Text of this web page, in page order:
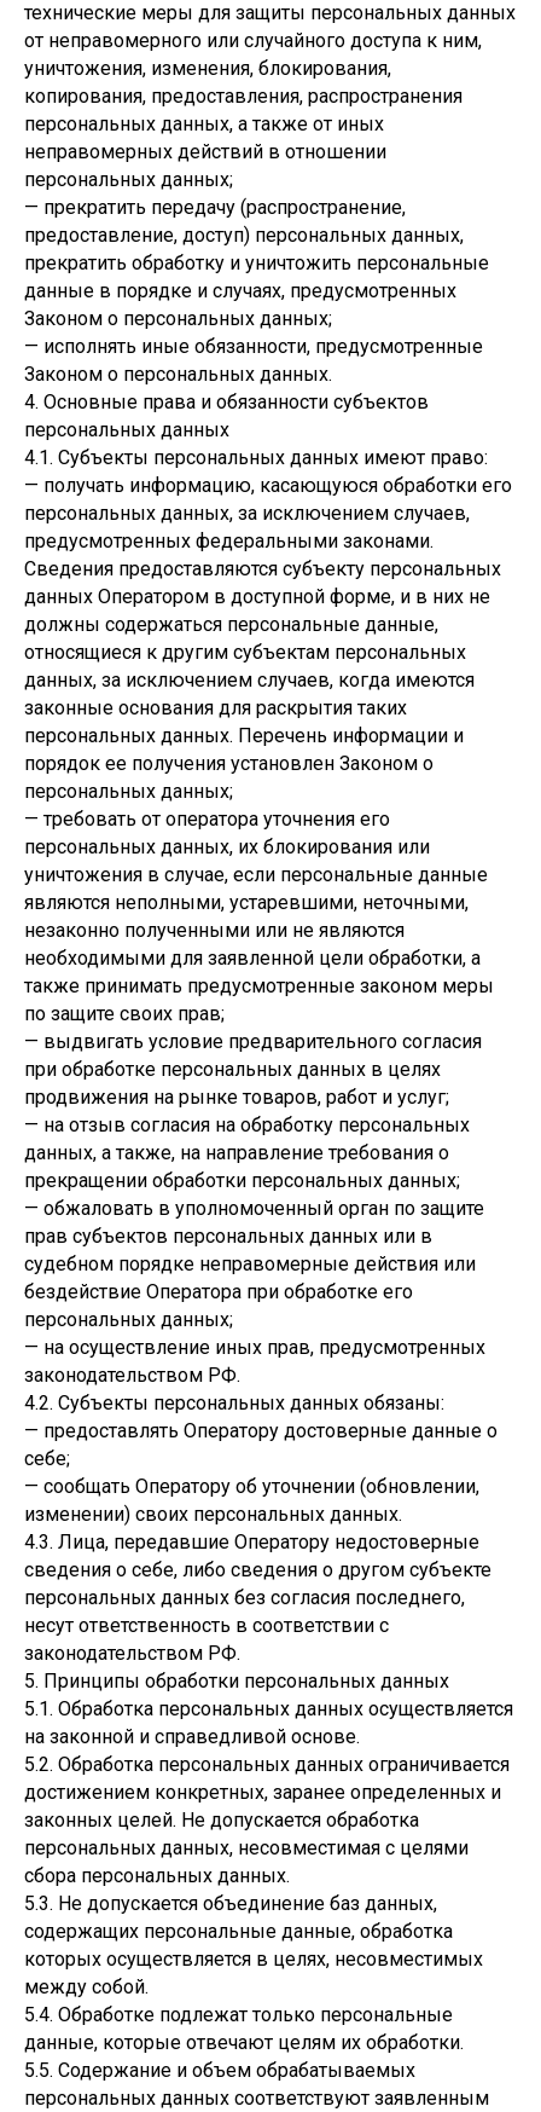
технические меры для защиты персональных данных
от неправомерного или случайного доступа к ним,
уничтожения, изменения, блокирования,
копирования, предоставления, распространения
персональных данных, а также от иных
неправомерных действий в отношении
персональных данных;
— прекратить передачу (распространение,
предоставление, доступ) персональных данных,
прекратить обработку и уничтожить персональные
данные в порядке и случаях, предусмотренных
Законом о персональных данных;
— исполнять иные обязанности, предусмотренные
Законом о персональных данных.
4. Основные права и обязанности субъектов
персональных данных
4.1. Субъекты персональных данных имеют право:
— получать информацию, касающуюся обработки его
персональных данных, за исключением случаев,
предусмотренных федеральными законами.
Сведения предоставляются субъекту персональных
данных Оператором в доступной форме, и в них не
должны содержаться персональные данные,
относящиеся к другим субъектам персональных
данных, за исключением случаев, когда имеются
законные основания для раскрытия таких
персональных данных. Перечень информации и
порядок ее получения установлен Законом о
персональных данных;
— требовать от оператора уточнения его
персональных данных, их блокирования или
уничтожения в случае, если персональные данные
являются неполными, устаревшими, неточными,
незаконно полученными или не являются
необходимыми для заявленной цели обработки, а
также принимать предусмотренные законом меры
по защите своих прав;
— выдвигать условие предварительного согласия
при обработке персональных данных в целях
продвижения на рынке товаров, работ и услуг;
— на отзыв согласия на обработку персональных
данных, а также, на направление требования о
прекращении обработки персональных данных;
— обжаловать в уполномоченный орган по защите
прав субъектов персональных данных или в
судебном порядке неправомерные действия или
бездействие Оператора при обработке его
персональных данных;
— на осуществление иных прав, предусмотренных
законодательством РФ.
4.2. Субъекты персональных данных обязаны:
— предоставлять Оператору достоверные данные о
себе;
— сообщать Оператору об уточнении (обновлении,
изменении) своих персональных данных.
4.3. Лица, передавшие Оператору недостоверные
сведения о себе, либо сведения о другом субъекте
персональных данных без согласия последнего,
несут ответственность в соответствии с
законодательством РФ.
5. Принципы обработки персональных данных
5.1. Обработка персональных данных осуществляется
на законной и справедливой основе.
5.2. Обработка персональных данных ограничивается
достижением конкретных, заранее определенных и
законных целей. Не допускается обработка
персональных данных, несовместимая с целями
сбора персональных данных.
5.3. Не допускается объединение баз данных,
содержащих персональные данные, обработка
которых осуществляется в целях, несовместимых
между собой.
5.4. Обработке подлежат только персональные
данные, которые отвечают целям их обработки.
5.5. Содержание и объем обрабатываемых
персональных данных соответствуют заявленным